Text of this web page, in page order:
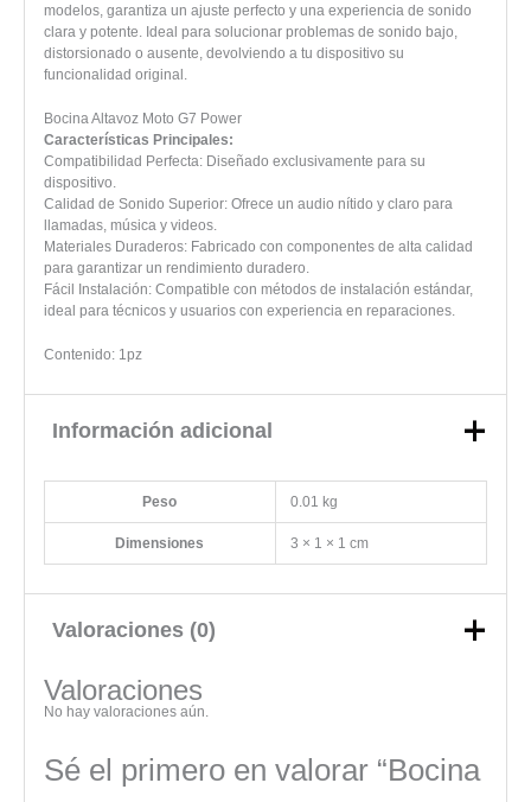
modelos, garantiza un ajuste perfecto y una experiencia de sonido
clara y potente. Ideal para solucionar problemas de sonido bajo,
distorsionado o ausente, devolviendo a tu dispositivo su
funcionalidad original.
Bocina Altavoz Moto G7 Power
Características Principales:
Compatibilidad Perfecta: Diseñado exclusivamente para su
dispositivo.
Calidad de Sonido Superior: Ofrece un audio nítido y claro para
llamadas, música y videos.
Materiales Duraderos: Fabricado con componentes de alta calidad
para garantizar un rendimiento duradero.
Fácil Instalación: Compatible con métodos de instalación estándar,
ideal para técnicos y usuarios con experiencia en reparaciones.
Contenido: 1pz
Información adicional
Peso 0.01 kg
Dimensiones 3 × 1 × 1 cm
Valoraciones (0)
Valoraciones
No hay valoraciones aún.
Sé el primero en valorar “Bocina